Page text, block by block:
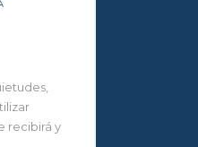
recibirá y